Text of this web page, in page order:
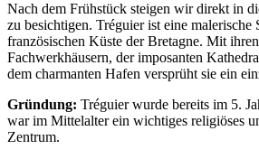
Nach dem Frühstück steigen wir direkt in
zu besichtigen. Tréguier ist eine malerische
französischen Küste der Bretagne. Mit
Fachwerkhäusern, der imposanten
dem charmanten Hafen versprüht sie ein
Gründung: Tréguier wurde bereits im 5.
war im Mittelalter ein wichtiges religiöses
Zentrum.